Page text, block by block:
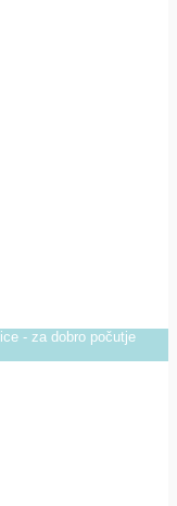
- za dobro počutje